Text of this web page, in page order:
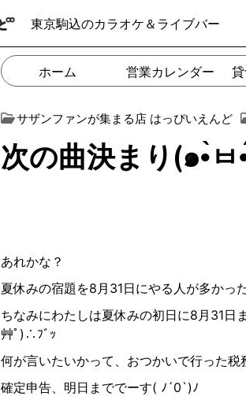
東京駒込のカラオケ＆ライブバー
ホーム 営業カレンダー
サザンファンが集まる店 はっぴいえんど
あれかな？
夏休みの宿題を8月 31日にやる人が多かっ
ちなみにわたしは夏休みの初日に8月 31日
艸ﾟ ) ∴ ﾌﾞｯ
何が言いたいかって、おつかいで行った税
確定申告、明日まででーす( ﾉ ´0`)ﾉ